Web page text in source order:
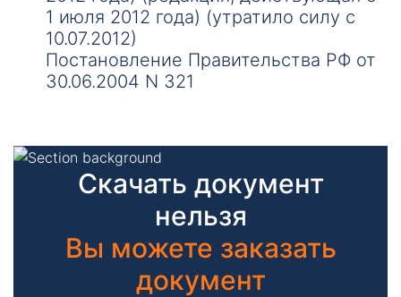
1 июля 2012 года) (утратило силу с
10.07.2012)
Постановление Правительства РФ от
30.06.2004 N 321
Скачать документ
нельзя
Вы можете заказать
документ